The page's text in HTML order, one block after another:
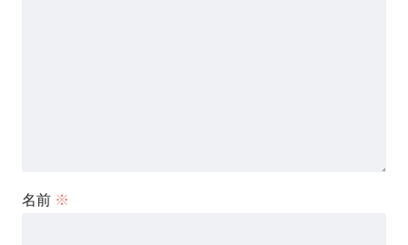
名前 ※